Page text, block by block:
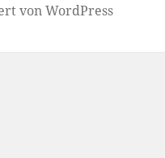
von WordPress